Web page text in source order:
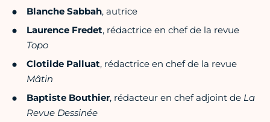
Blanche Sabbah, autrice
Laurence Fredet, rédactrice en chef de la revue
Topo
Clotilde Palluat, rédactrice en chef de la revue
Mâtin
Baptiste Bouthier, rédacteur en chef adjoint de La
Revue Dessinée